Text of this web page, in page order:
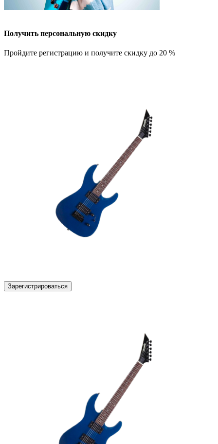
Получить персональную скидку
Пройдите регистрацию и получите скидку до 20 %
Зарегистрироваться